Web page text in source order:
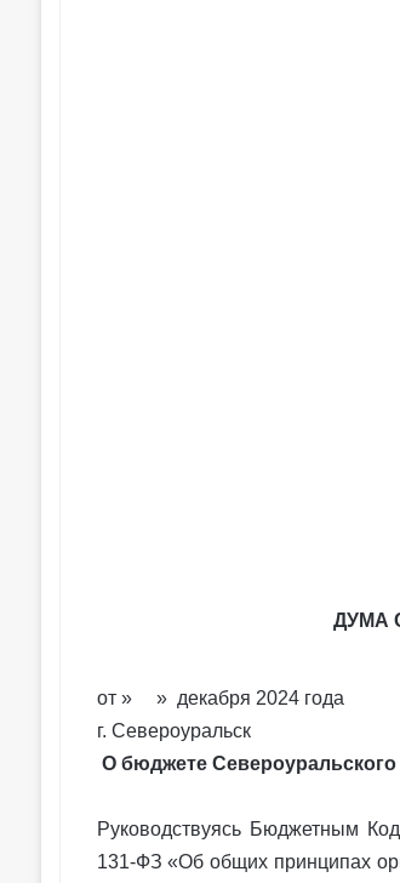
ДУМА
от » » декабря 2024 года
г. Североуральск
О бюджете Североуральского
Руководствуясь Бюджетным
131-ФЗ «Об общих принципах